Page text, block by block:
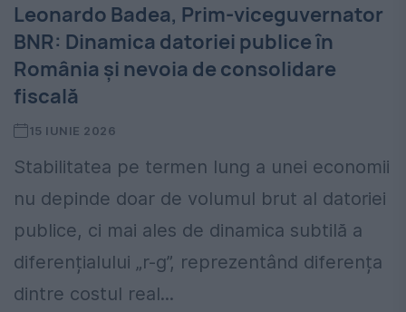
Leonardo Badea, Prim-viceguvernator
BNR: Dinamica datoriei publice în
România și nevoia de consolidare
fiscală
15 IUNIE 2026
Stabilitatea pe termen lung a unei economii
nu depinde doar de volumul brut al datoriei
publice, ci mai ales de dinamica subtilă a
diferențialului „r-g”, reprezentând diferența
dintre costul real...